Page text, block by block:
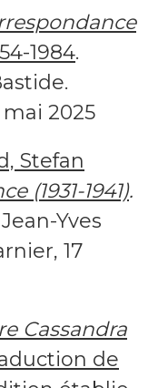
1984.
2025
Stefan
(1931-1941).
Yves
17
Cassandra
de